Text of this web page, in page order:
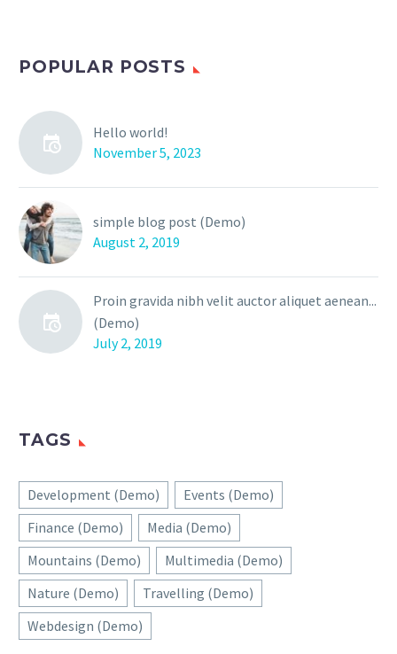
POPULAR POSTS
Hello world!
November 5, 2023
simple blog post (Demo)
August 2, 2019
Proin gravida nibh velit auctor aliquet aenean...
(Demo)
July 2, 2019
TAGS
Development (Demo)
Events (Demo)
Finance (Demo)
Media (Demo)
Mountains (Demo)
Multimedia (Demo)
Nature (Demo)
Travelling (Demo)
Webdesign (Demo)